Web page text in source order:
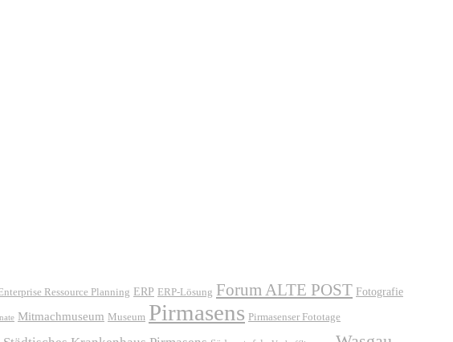
Enterprise Ressource Planning ERP ERP-Lösung Forum ALTE POST Fotografie
Mitmachmuseum Museum Pirmasens Pirmasenser Fototage